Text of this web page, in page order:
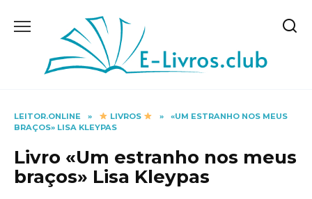
LEITOR.ONLINE » LIVROS »
«UM ESTRANHO NOS MEUS
BRAÇOS» LISA KLEYPAS
Livro «Um estranho nos meus
braços» Lisa Kleypas